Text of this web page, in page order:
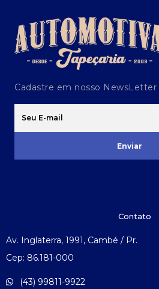
Cadastre em nosso NewsLetter
Enviar
Contato
Av. Inglaterra, 1991, Cambé / Pr.
Cep: 86.181-000
(43) 99811-9922